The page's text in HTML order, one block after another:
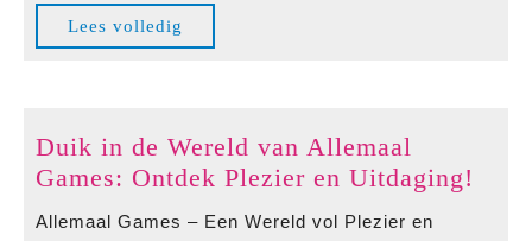
Lees volledig
volledig
Duik in de Wereld van Allemaal
Games: Ontdek Plezier en Uitdaging!
Allemaal Games – Een Wereld vol Plezier en